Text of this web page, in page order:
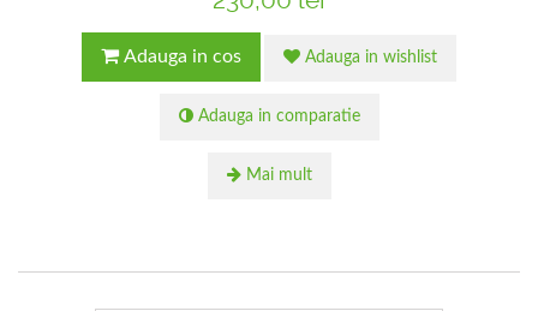
Adauga in cos Adauga in wishlist
Adauga in comparatie
Mai mult